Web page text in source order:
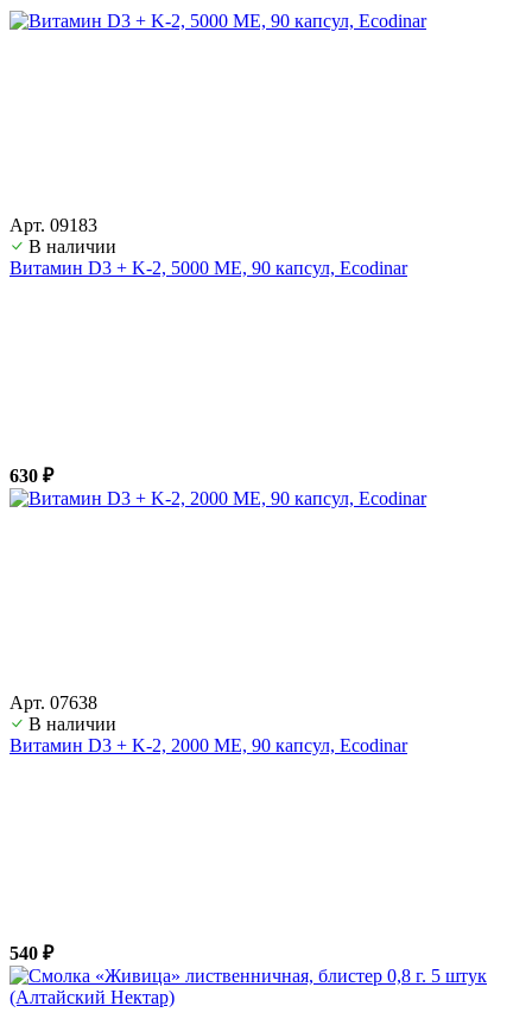
Арт. 09183
В наличии
Витамин D3 + K-2, 5000 ME, 90 капсул, Ecodinar
630 ₽
Арт. 07638
В наличии
Витамин D3 + K-2, 2000 ME, 90 капсул, Ecodinar
540 ₽